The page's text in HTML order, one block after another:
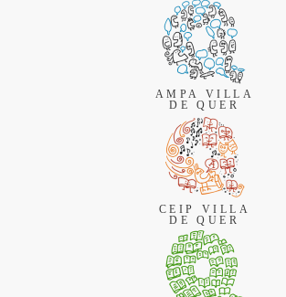
AMPA VILLA
DE QUER
CEIP VILLA
DE QUER